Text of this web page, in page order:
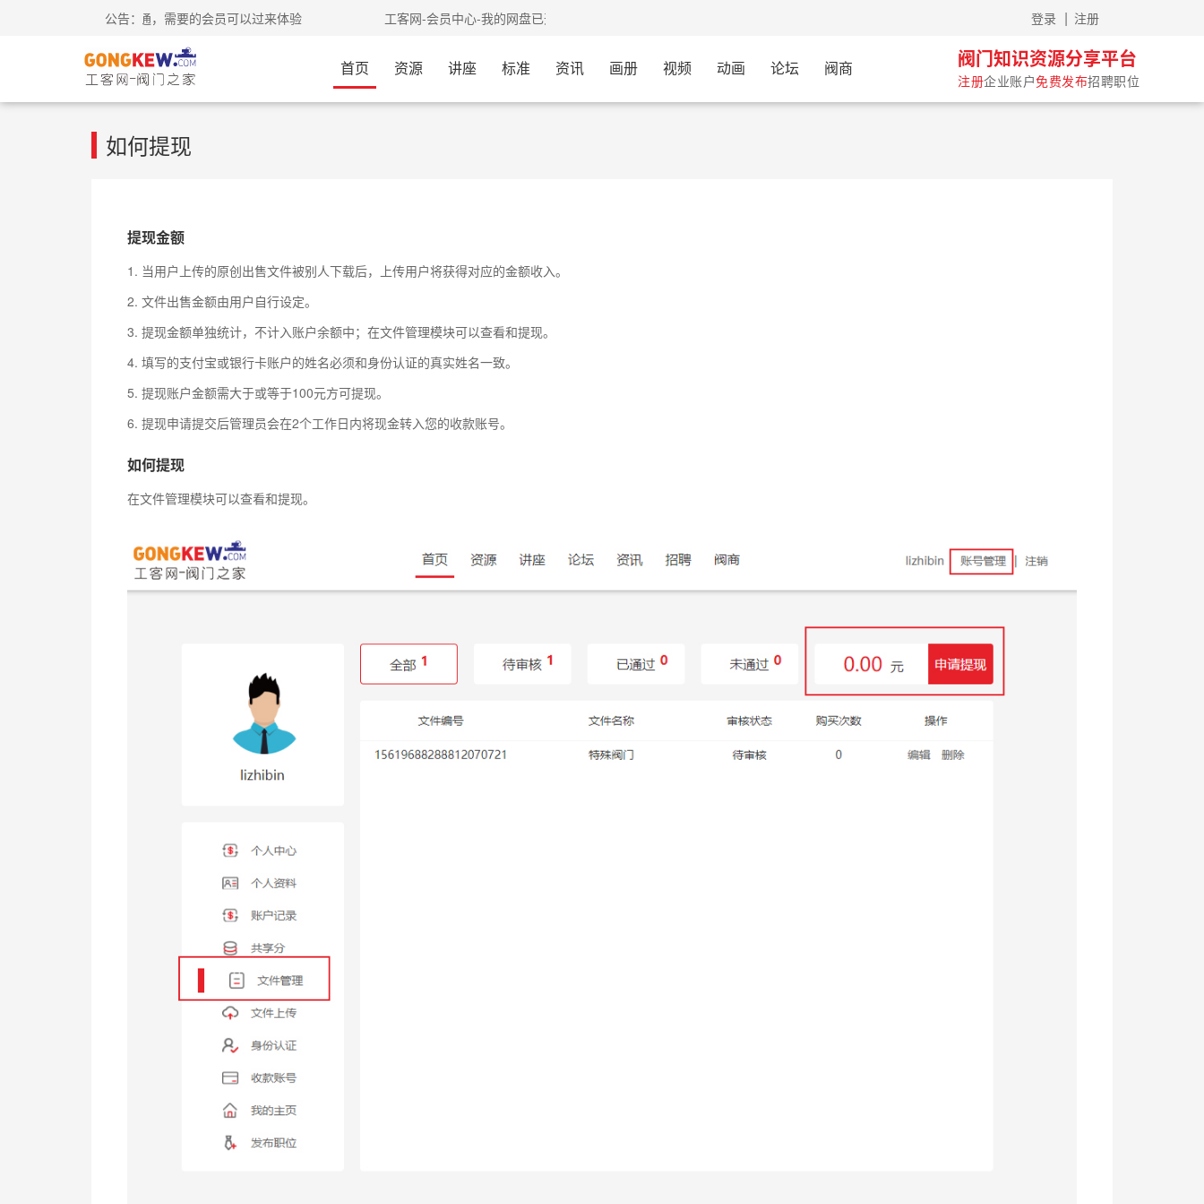
公告：
会员中心-我的网盘已开通，需要的会员可以过来体验 工客网-会员中心-我的网盘已开通，需要的会员可以过来体验 登录 | 注册
首页 资源 讲座 标准 资讯 画册 视频 动画 论坛 阀商 阀门知识资源分享平台
注册企业账户免费发布招聘职位
如何提现
提现金额
1. 当用户上传的原创出售文件被别人下载后，上传用户将获得对应的金额收入。
2. 文件出售金额由用户自行设定。
3. 提现金额单独统计，不计入账户余额中；在文件管理模块可以查看和提现。
4. 填写的支付宝或银行卡账户的姓名必须和身份认证的真实姓名一致。
5. 提现账户金额需大于或等于100元方可提现。
6. 提现申请提交后管理员会在2个工作日内将现金转入您的收款账号。
如何提现
在文件管理模块可以查看和提现。